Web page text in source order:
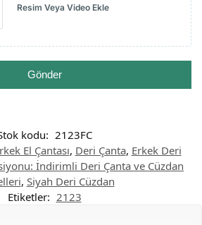
Resim Veya Video Ekle
Gönder
kodu: 2123FC
El Çantası, Deri Çanta, Erkek Deri
İndirimli Deri Çanta ve Cüzdan
, Siyah Deri Cüzdan
Etiketler: 2123